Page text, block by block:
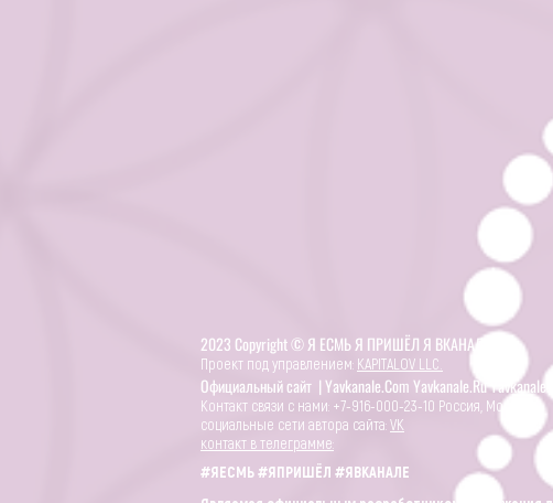
2023 Copyright © Я ЕСМЬ Я ПРИШЁЛ Я ВКАНАЛЕ
Проект под управлением: KAPITALOV LLC.
Официальный сайт | Yavkanale.Com Yavkanale.Ru
Контакт связи с нами: +7-916-000-23-10 Россия, Москва
социальные сети автора сайта:VK
контакт в телеграмме:
#ЯЕСМЬ #ЯПРИШЁЛ #ЯВКАНАЛЕ